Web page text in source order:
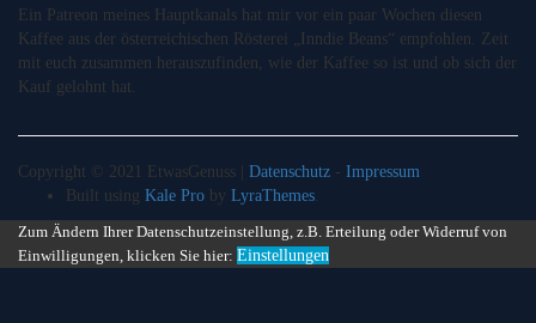
Ein Patreon meines Hauptkanals hat mir vor ein paar Wochen diesen
Kaffee aus der österreichischen Rösterei „Inndie Beans“ empfohlen. Zeit
mit euch zusammen herauszufinden, wie der Kaffee so ist und ob sich der
Kauf gelohnt hat.
Copyright © 2021 EtwasGenuss | Datenschutz - Impressum
Built using Kale Pro by LyraThemes
Zum Ändern Ihrer Datenschutzeinstellung, z.B. Erteilung oder Widerruf von
Einwilligungen, klicken Sie hier: Einstellungen